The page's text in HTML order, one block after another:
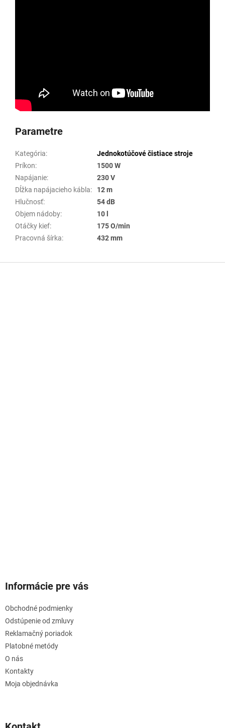
Parametre
Kategória:
Jednokotúčové čistiace stroje
Príkon:
1500 W
Napájanie:
230 V
Dĺžka napájacieho kábla:
12 m
Hlučnosť:
54 dB
Objem nádoby:
10 l
Otáčky kief:
175 O/min
Pracovná šírka: 432 mm
Informácie pre vás
Obchodné podmienky
Odstúpenie od zmluvy
Reklamačný poriadok
Platobné metódy
O nás
Kontakty
Moja objednávka